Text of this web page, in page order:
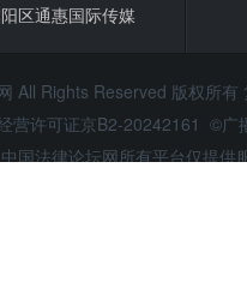
区通惠国际传媒
All Rights Reserved 版权所有
营许可证京B2-20242161 ©
国法律论坛网所有平台仅提